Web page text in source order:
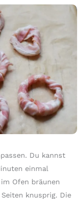
Du kannst
einmal
Ofen bräunen
knusprig. Die